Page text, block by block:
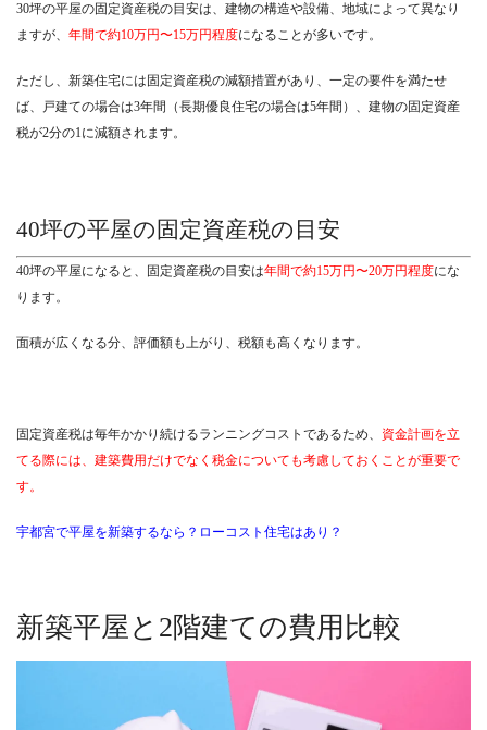
30坪の平屋の固定資産税の目安は、建物の構造や設備、地域によって異なり
ますが、 年間で約10万円〜15万円程度になることが多いです。
ただし、新築住宅には固定資産税の減額措置があり、一定の要件を満たせ
ば、戸建ての場合は3年間（長期優良住宅の場合は5年間）、建物の固定資産
税が2分の1に減額されます。
40坪の平屋の固定資産税の目安
40坪の平屋になると、固定資産税の目安は年間で約15万円〜20万円程度にな
ります。
面積が広くなる分、評価額も上がり、税額も高くなります。
固定資産税は毎年かかり続けるランニングコストであるため、 資金計画を立
てる際には、建築費用だけでなく税金についても考慮しておくことが重要で
す。
宇都宮で平屋を新築するなら？ローコスト住宅はあり？
新築平屋と2階建ての費用比較